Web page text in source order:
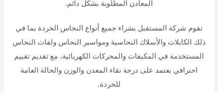
المعادن المطلوبة بشكل دائم.
تقوم شركة المستقبل بشراء جميع أنواع النحاس الخردة بما في
ذلك الكابلات والأسلاك النحاسية ومواسير النحاس ولفات النحاس
المستخدمة في المكيفات والمحركات الكهربائية، مع تقديم تقييم
احترافي يعتمد على درجة نقاء المعدن والوزن والحالة العامة
للخردة.